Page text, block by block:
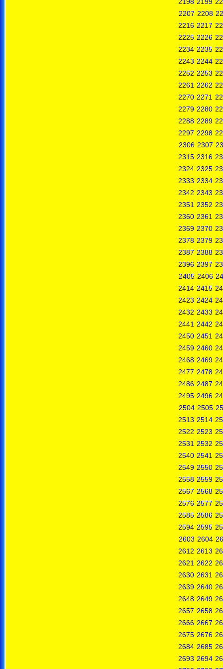
2207 2208
2216 2217
2225 2226
2234 2235
2243 2244
2252 2253
2261 2262
2270 2271
2279 2280
2288 2289
2297 2298
2306 2307
2315 2316
2324 2325
2333 2334
2342 2343
2351 2352
2360 2361
2369 2370
2378 2379
2387 2388
2396 2397
2405 2406
2414 2415
2423 2424
2432 2433
2441 2442
2450 2451
2459 2460
2468 2469
2477 2478
2486 2487
2495 2496
2504 2505
2513 2514
2522 2523
2531 2532
2540 2541
2549 2550
2558 2559
2567 2568
2576 2577
2585 2586
2594 2595
2603 2604
2612 2613
2621 2622
2630 2631
2639 2640
2648 2649
2657 2658
2666 2667
2675 2676
2684 2685
2693 2694